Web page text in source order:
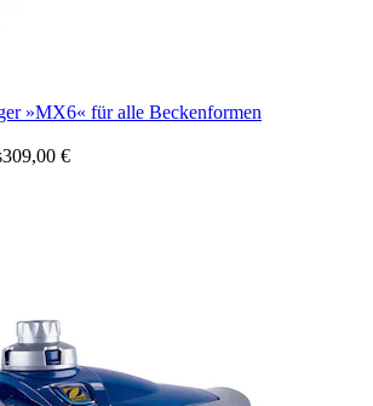
»MX6« für alle Beckenformen
309,00 €